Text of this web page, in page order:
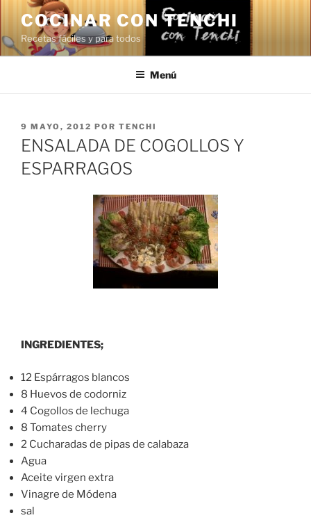
Saltar
contenido
COCINAR CON TENCHI
Recetas fáciles y para todos
Menú
PUBLICADO
EL
9 MAYO, 2012 POR TENCHI
ENSALADA DE COGOLLOS Y
ESPARRAGOS
INGREDIENTES;
12 Espárragos blancos
8 Huevos de codorniz
4 Cogollos de lechuga
8 Tomates cherry
2 Cucharadas de pipas de calabaza
Agua
Aceite virgen extra
Vinagre de Módena
sal